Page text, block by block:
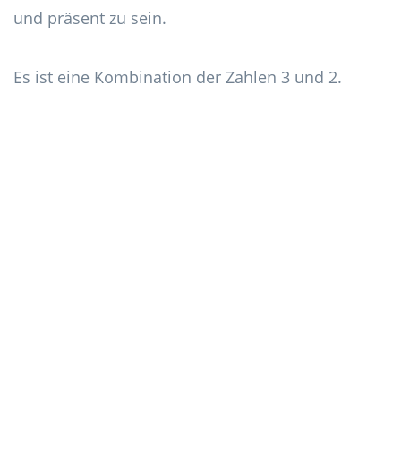
und präsent zu sein.
Es ist eine Kombination der Zahlen 3 und 2.